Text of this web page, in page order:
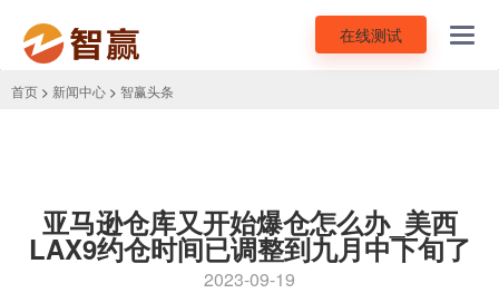
在线测试
首页 > 新闻中心 > 智赢头条
亚马逊仓库又开始爆仓怎么办_美西
LAX9约仓时间已调整到九月中下旬了
2023-09-19